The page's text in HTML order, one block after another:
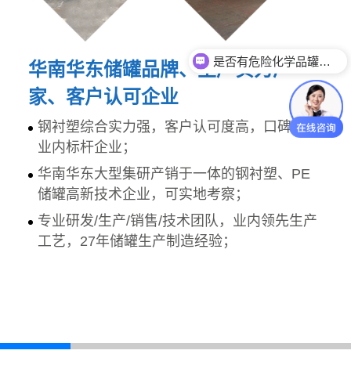
华南华东储罐品牌、生产实力厂
家、客户认可企业
钢衬塑综合实力强，客户认可度高，口碑好，
业内标杆企业；
华南华东大型集研产销于一体的钢衬塑、PE
储罐高新技术企业，可实地考察；
专业研发/生产/销售/技术团队，业内领先生产
工艺，27年储罐生产制造经验；
是否有危险化学品罐体生产资质？